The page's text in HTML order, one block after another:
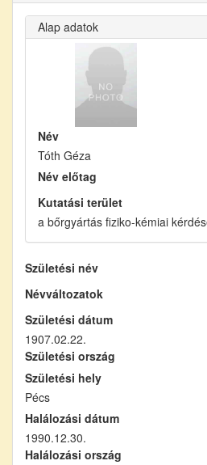
Alap adatok
Név
Tóth Géza
Név előtag
Kutatási terület
a bőrgyártás fiziko-kémiai
Születési név
Névváltozatok
Születési dátum
1907.02.22.
Születési ország
Születési hely
Pécs
Halálozási dátum
1990.12.30.
Halálozási ország